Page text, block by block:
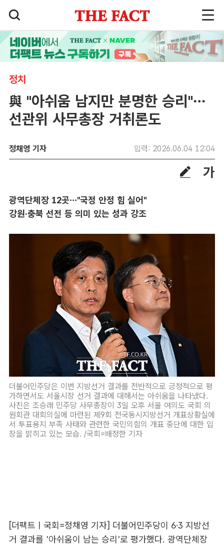
정치
與 "아쉬움 남지만 분명한 승리"…
선관위 사무총장 거취론도
정채영 기자 입력: 2026.06.04 12:04
광역단체장 12곳…"국정 안정 힘 실어"
강원·충북 선전 등 의미 있는 성과 강조
더불어민주당은 이번 지방선거 결과를 전반적으로 긍정적으로 평
가하면서도 서울시장 선거 결과에 대해서는 아쉬움을 나타냈다.
사진은 조승래 민주당 사무총장이 3일 오후 서울 여의도 국회 의
원회관 대회의실에 마련된 제9회 전국동시지방선거 개표상황실에
서 투표용지 부족 사태와 관련한 국민의힘의 개표 중단에 대한 입
장을 밝히고 있는 모습. /국회=배정한 기자
[더팩트ㅣ국회=정채영 기자] 더불어민주당이 6·3 지방선
거 결과를 '아쉬움이 남는 승리'로 평가했다. 광역단체장